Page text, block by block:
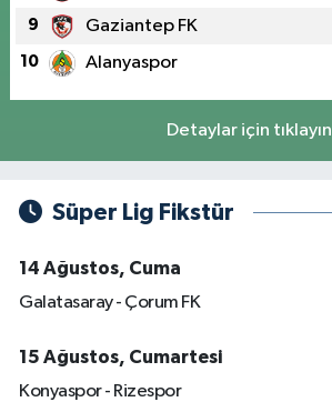
9 Gaziantep FK
10 Alanyaspor
Detaylar için tıklayın
Süper Lig Fikstür
14 Ağustos, Cuma
Galatasaray - Çorum FK
15 Ağustos, Cumartesi
Konyaspor - Rizespor